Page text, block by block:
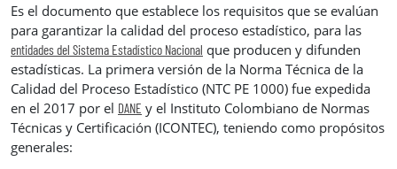
Es el documento que establece los requisitos que se evalúan
para garantizar la calidad del proceso estadístico, para las
entidades del Sistema Estadístico Nacional que producen y difunden
estadísticas. La primera versión de la Norma Técnica de la
Calidad del Proceso Estadístico (NTC PE 1000) fue expedida
en el 2017 por el DANE y el Instituto Colombiano de Normas
Técnicas y Certificación (ICONTEC), teniendo como propósitos
generales: